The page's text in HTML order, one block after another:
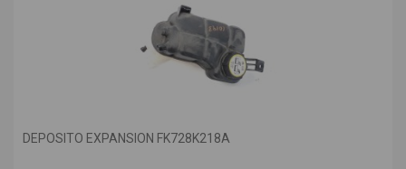
DEPOSITO EXPANSION FK728K218A